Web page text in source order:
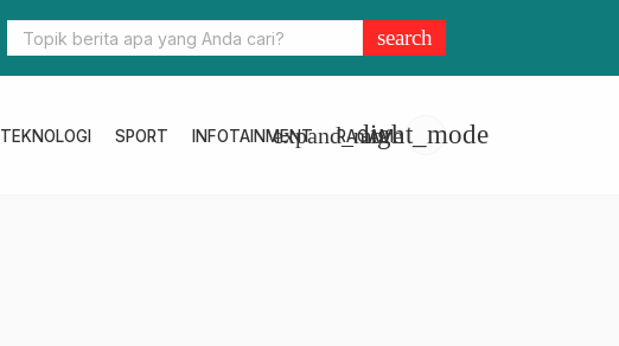
Sosialisasi Empat Pilar, Menguatkan Perekonomian Nelayan Daerah
search
TEKNOLOGI SPORT INFOTAINMENT RAGAM
expand_morelight_mode